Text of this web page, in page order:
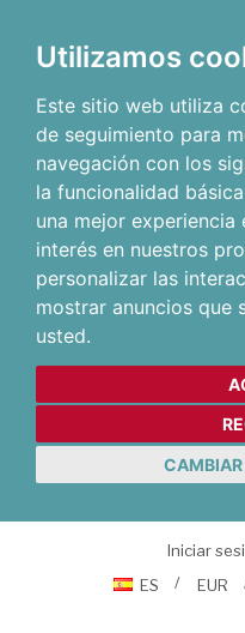
Utilizamos
Este sitio web utiliza
de seguimiento para
navegación con los
la funcionalidad
una mejor experiencia
interés en nuestros
personalizar las
mostrar anuncios que
usted.
CAMBIAR
Iniciar
ES
EUR